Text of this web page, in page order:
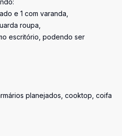
e 1 com varanda,
roupa,
escritório, podendo ser
planejados, cooktop, coifa